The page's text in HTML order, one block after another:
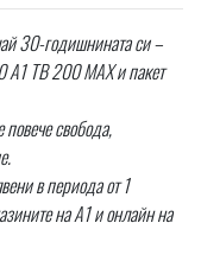
30-годишнината си –
ТВ 200 MAX и пакет
свобода,
в периода от 1
на A1 и онлайн на